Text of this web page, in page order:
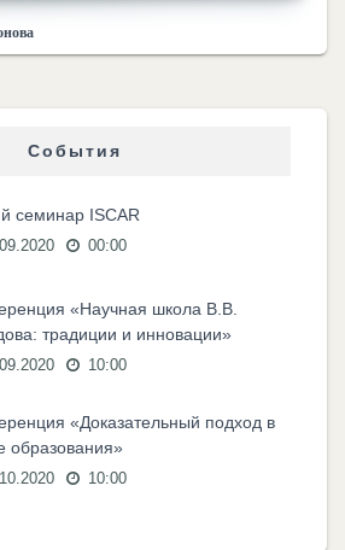
События
семинар ISCAR
00:00
«Научная школа В.В.
традиции и инновации»
10:00
«Доказательный подход в
образования»
10:00